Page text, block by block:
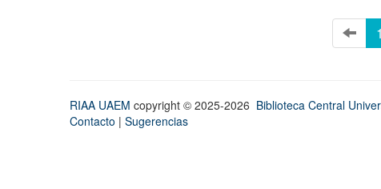
1
RIAA UAEM copyright © 2025-2026 Biblioteca Central
Contacto | Sugerencias